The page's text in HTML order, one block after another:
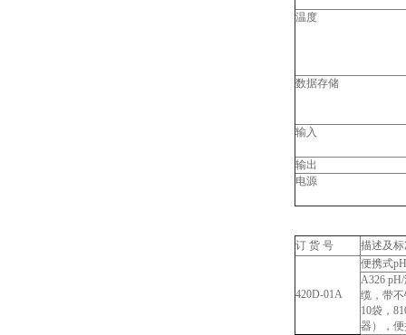
温度
数据存储
输入
输出
电源
订 货 号 描述及
420D-01A
便携式
A326
缆，带不
10袋，
器），